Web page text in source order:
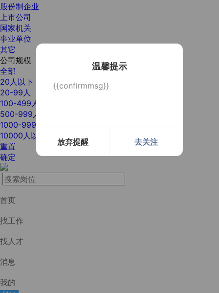
温馨提示
{{confirmmsg}}
放弃提醒 去关注
股份制企业
上市公司
国家机关
事业单位
其它
公司规模
全部
20人以下
20-99人
100-499人
500-999人
1000-9999人
10000人以上
重置
确定
首页
找工作
找人才
消息
我的